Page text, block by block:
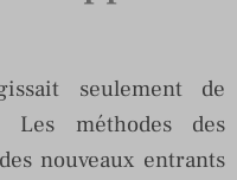
seulement de
Les méthodes des
nouveaux entrants